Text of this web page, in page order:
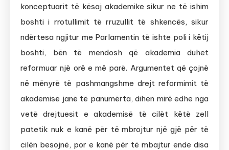
konceptuarit të kësaj akademike sikur ne të ishim
boshti i rrotullimit të rruzullit të shkencës, sikur
ndërtesa ngjitur me Parlamentin të ishte poli i këtij
boshti, bën të mendosh që akademia duhet
reformuar një orë e më parë. Argumentet që çojnë
në mënyrë të pashmangshme drejt reformimit të
akademisë janë të panumërta, dihen mirë edhe nga
vetë drejtuesit e akademisë të cilët këtë zell
patetik nuk e kanë për të mbrojtur një gjë për të
cilën besojnë, por e kanë për të mbajtur ende disa